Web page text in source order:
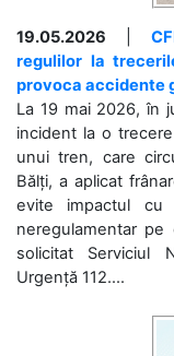
19.05.2026
regulilor la
provoca accidente
La 19 mai 2026, în
incident la o
unui tren, care
Bălți, a aplicat
evite impactul cu
neregulamentar
solicitat Serviciul
Urgență 112....